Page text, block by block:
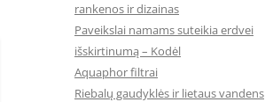
rankenos ir dizainas
Paveikslai namams suteikia erdvei
išskirtinumą – Kodėl
Aquaphor filtrai
Riebalų gaudyklės ir lietaus vandens